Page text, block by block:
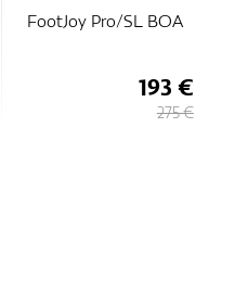
FootJoy Pro/SL BOA
193 €
275 €